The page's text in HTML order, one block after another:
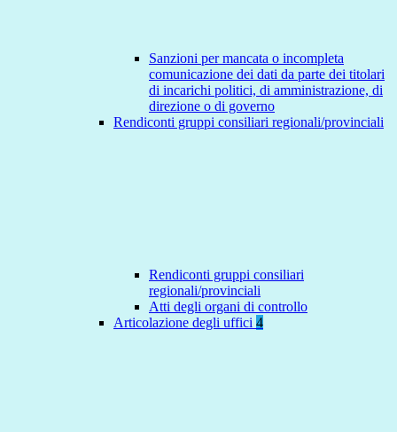
Sanzioni per mancata o incompleta
comunicazione dei dati da parte dei titolari
di incarichi politici, di amministrazione, di
direzione o di governo
Rendiconti gruppi consiliari regionali/provinciali
Rendiconti gruppi consiliari
regionali/provinciali
Atti degli organi di controllo
Articolazione degli uffici 4